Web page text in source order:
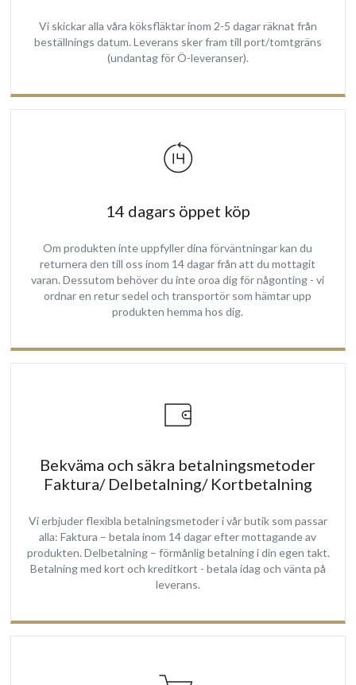
Vi skickar alla våra köksfläktar inom 2-5 dagar räknat från
beställnings datum. Leverans sker fram till port/tomtgräns
(undantag för Ö-leveranser).
14 dagars öppet köp
Om produkten inte uppfyller dina förväntningar kan du
returnera den till oss inom 14 dagar från att du mottagit
varan. Dessutom behöver du inte oroa dig för någonting - vi
ordnar en retur sedel och transportör som hämtar upp
produkten hemma hos dig.
Bekväma och säkra betalningsmetoder
Faktura/ Delbetalning/ Kortbetalning
Vi erbjuder flexibla betalningsmetoder i vår butik som passar
alla: Faktura – betala inom 14 dagar efter mottagande av
produkten. Delbetalning – förmånlig betalning i din egen takt.
Betalning med kort och kreditkort - betala idag och vänta på
leverans.